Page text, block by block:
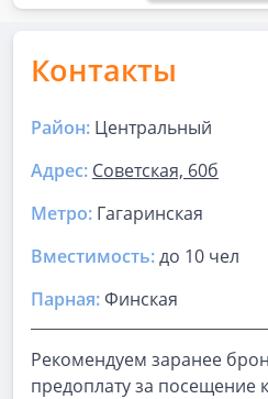
Контакты
Район: Центральный
Адрес: Советская, 60б
Метро: Гагаринская
Вместимость:до 10 чел
Парная:Финская
Рекомендуем заранее
предоплату за посещение